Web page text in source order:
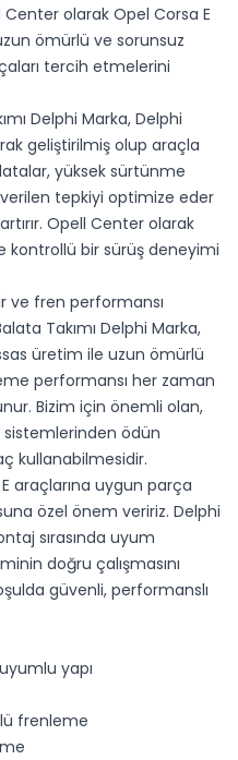
Center olarak Opel Corsa E
ömürlü ve sorunsuz
tercih etmelerini
Delphi Marka, Delphi
geliştirilmiş olup araçla
yüksek sürtünme
tepkiyi optimize eder
Opell Center olarak
kontrollü bir sürüş deneyimi
ve fren performansı
Takımı Delphi Marka,
üretim ile uzun ömürlü
performansı her zaman
Bizim için önemli olan,
sistemlerinden ödün
kullanabilmesidir.
araçlarına uygun parça
özel önem veririz. Delphi
sırasında uyum
doğru çalışmasını
güvenli, performanslı
yapı
frenleme